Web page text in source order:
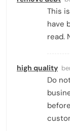
This
have
read.
high quality
Do